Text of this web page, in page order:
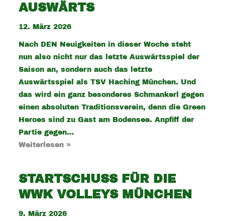
AUSWÄRTS
12. März 2026
Nach DEN Neuigkeiten in dieser Woche steht
nun also nicht nur das letzte Auswärtsspiel der
Saison an, sondern auch das letzte
Auswärtsspiel als TSV Haching München. Und
das wird ein ganz besonderes Schmankerl gegen
einen absoluten Traditionsverein, denn die Green
Heroes sind zu Gast am Bodensee. Anpfiff der
Partie gegen…
Weiterlesen »
STARTSCHUSS FÜR DIE
WWK VOLLEYS MÜNCHEN
9. März 2026